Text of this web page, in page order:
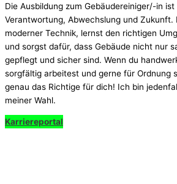
Die Ausbildung zum Gebäudereiniger/-in
Verantwortung, Abwechslung und Zukunft.
moderner Technik, lernst den richtigen
und sorgst dafür, dass Gebäude nicht nur
gepflegt und sicher sind. Wenn du
sorgfältig arbeitest und gerne für Ordnung
genau das Richtige für dich! Ich bin
meiner Wahl.
Karriereportal